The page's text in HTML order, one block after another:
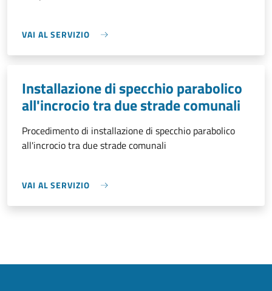
VAI AL SERVIZIO
Installazione di specchio parabolico
all'incrocio tra due strade comunali
Procedimento di installazione di specchio parabolico
all'incrocio tra due strade comunali
VAI AL SERVIZIO